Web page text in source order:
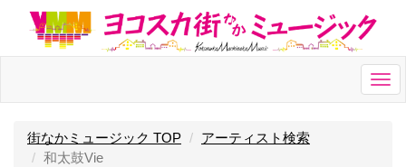
街なかミュージック TOP
アーティスト検索
和太鼓Vie